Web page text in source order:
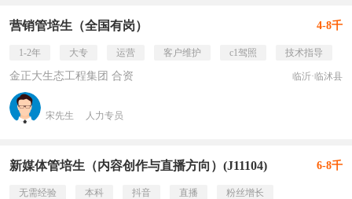
营销管培生（全国有岗） 4-8千
1-2年 大专 运营 客户维护 c1驾照 技术指导
金正大生态工程集团 合资 临沂·临沭县
宋先生 人力专员
新媒体管培生（内容创作与直播方向）(J11104) 6-8千
无需经验 本科 抖音 直播
粉丝增长